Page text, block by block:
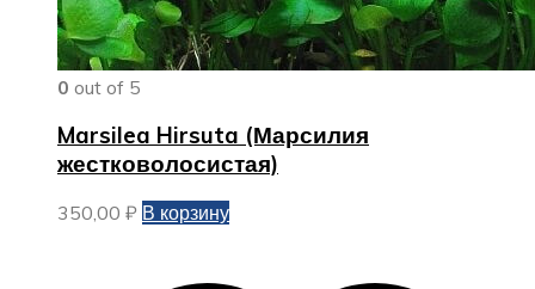
0 out of 5
Marsilea Hirsuta (Марсилия
жестковолосистая)
350,00 ₽ В корзину